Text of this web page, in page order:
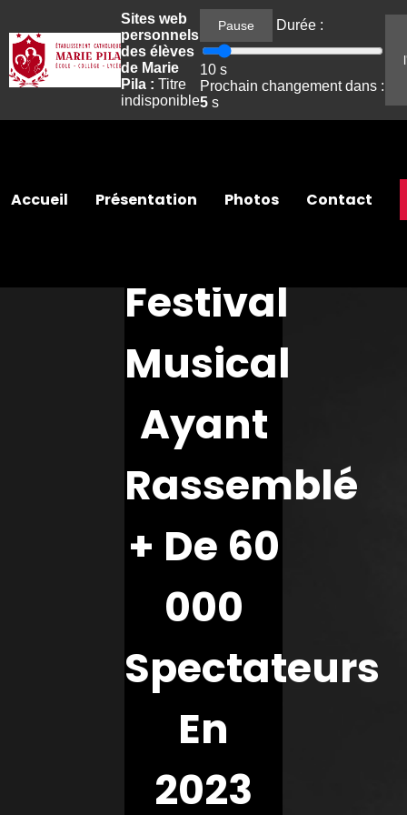
Sites web
personnels
des élèves
de Marie
Pila : Titre
indisponible
Pause Durée :
10 s
Prochain changement dans :
5 s